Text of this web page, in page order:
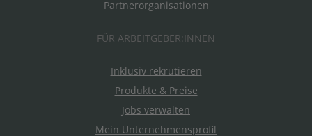
Partnerorganisationen
FÜR ARBEITGEBER:INNEN
Inklusiv rekrutieren
Produkte & Preise
Jobs verwalten
Mein Unternehmensprofil